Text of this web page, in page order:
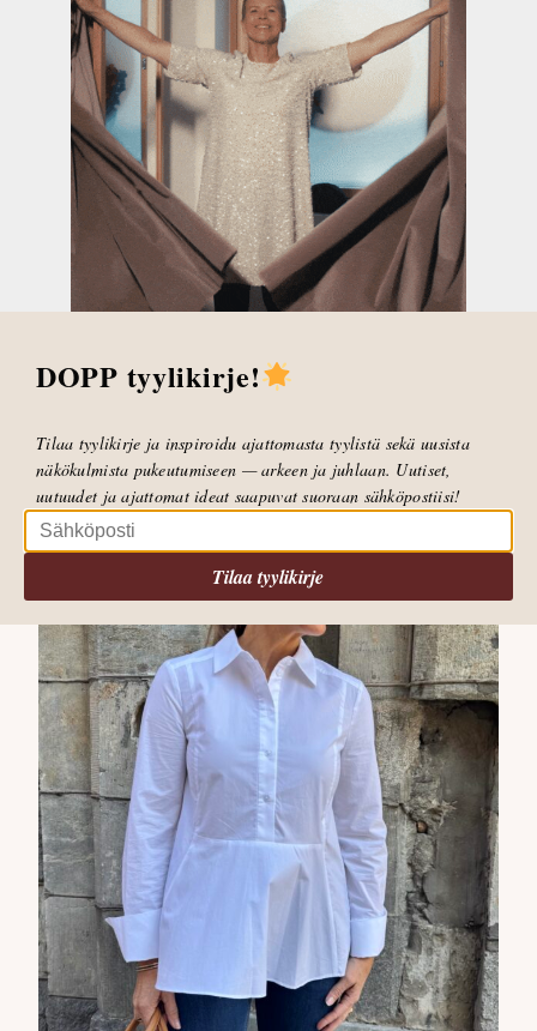
Alicent Ami Flare Chino farkut
Nämä farkut ovat loistavat! Niissä on flare eli
bootcut malli sekä chinomalli, joka tarkoittaa sitä,
että farkuissa on chinomalliset taskut edessä ja
takana taskuja ei ole. Farkut ylettyvät noin navan
kohdalle. Ne istuvat lantiosta ja reisistä ja lahkeet
levenevät alaspäin. Farkut ovat joustavat ja
koko 27″.
DOPP tyylikirje!
Tilaa tyylikirje ja inspiroidu ajattomasta tyylistä sekä uusista
näkökulmista pukeutumiseen — arkeen ja juhlaan. Uutiset,
uutuudet ja ajattomat ideat saapuvat suoraan sähköpostiisi!
Tilaa tyylikirje